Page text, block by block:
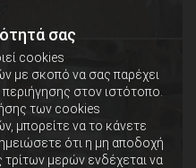
σας
cookies
με σκοπό να σας παρέχει
στον ιστότοπο.
των cookies
μπορείτε να το κάνετε
ότι η μη αποδοχή
μερών ενδέχεται να